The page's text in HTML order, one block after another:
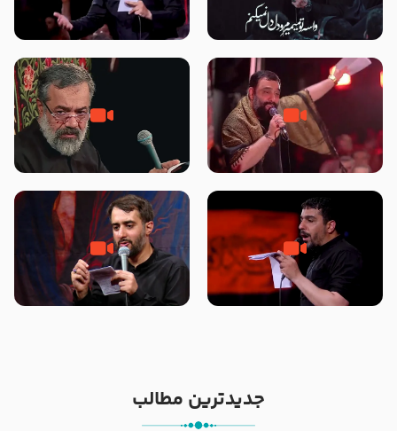
مصداق کربلا – حاج حسین سیب
سرخی
شور ، حسینا! به‌ حق زهرا «أُنْظُرْ
إِلَینا» – عزاداری شب هفتم ماه
جانا جانا ابی عبدالله – کربلایی جواد
مقدم – شب هشتم محرم 1448 –
مادر منم مثل تو خمیدم – حاج
محمود کریمی – شهادت حضرت
هیئت رایة العباس علیه السلام
تک ، عبّاس، صاحب دل‌هاست –
حاج حنیف طاهری – عزاداری شب
من غلام نوکراتم من عاشق کربلاتم
– شور زمینه – شب هفتم – محرم
جدیدترین مطالب